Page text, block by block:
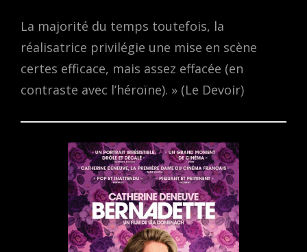
La majorité du temps toutefois, la
réalisatrice privilégie une mise en scène
certes efficace, mais assez effacée (en
contraste avec l’héroïne). » (Le Devoir)